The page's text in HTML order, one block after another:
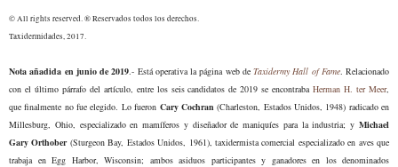
© All rights reserved. ® Reservados todos los derechos.
Taxidermidades, 2017.
Nota añadida en junio de 2019 .- Está operativa la página web de Taxidermy Hall of Fame. Relacionado
con el último párrafo del artículo, entre los seis candidatos de 2019 se encontrabaHerman H. ter Meer,
que finalmente no fue elegido. Lo fueron Cary Cochran (Charleston, Estados Unidos, 1948) radicado en
Millesburg, Ohio, especializado en mamíferos y diseñador de maniquíes para la industria; y Michael
Gary Orthober(Sturgeon Bay, Estados Unidos, 1961), taxidermista comercial especializado en aves que
trabaja en Egg Harbor, Wisconsin; ambos asiduos participantes y ganadores en los denominados